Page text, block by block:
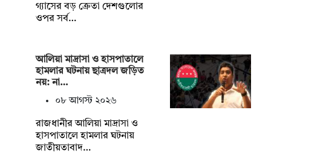
গ্যাসের বড় ক্রেতা দেশগুলোর
ওপর সর্ব…
আলিয়া মাদ্রাসা ও হাসপাতালে
হামলার ঘটনায় ছাত্রদল জড়িত
নয়: না…
০৮ আগস্ট ২০২৬
রাজধানীর আলিয়া মাদ্রাসা ও
হাসপাতালে হামলার ঘটনায়
জাতীয়তাবাদ…